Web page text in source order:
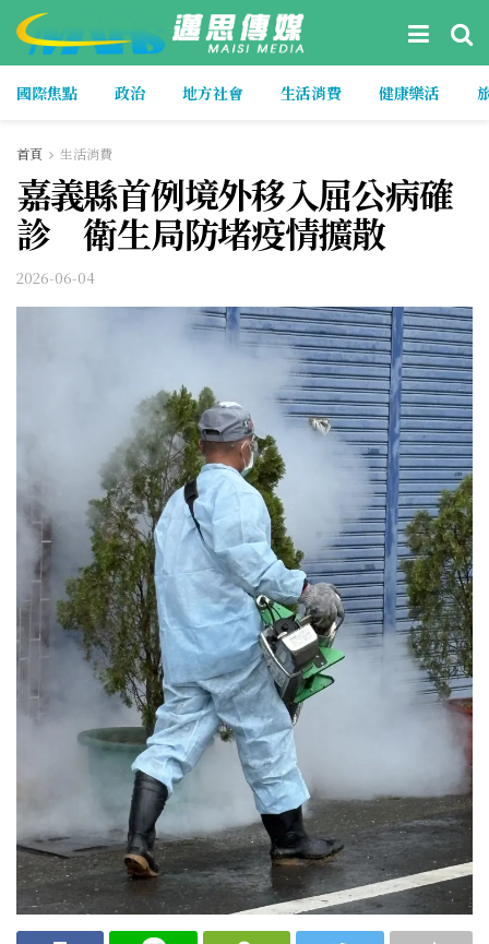
國際焦點 政治 地方社會 生活消費 健康樂活
首頁 生活消費
嘉義縣首例境外移入屈公病確
診 衛生局防堵疫情擴散
2026-06-04